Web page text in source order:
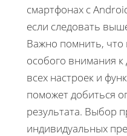
смартфонах с
если следовать
Важно помнить, что
особого внимания
всех настроек и
поможет добиться
результата. Выбор
индивидуальных